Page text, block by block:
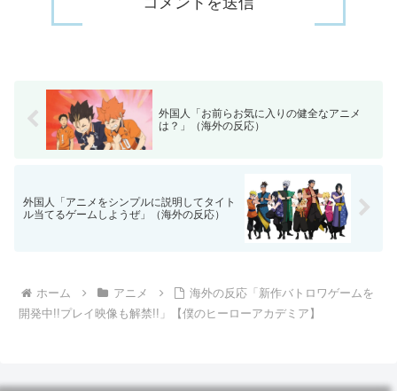
外国人「お前らお気に入りの健全なアニメ
は？」（海外の反応）
外国人「アニメをシンプルに説明してタイト
ル当てるゲームしようぜ」（海外の反応）
ホーム アニメ
海外の反応「新作バトロワゲームを
開発中!!プレイ映像も解禁!!」【僕のヒーローアカデミア】